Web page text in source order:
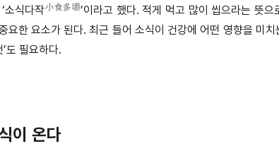
소식다작小食多嚼’이라고 했다. 적게 먹고 많이 씹으라는 뜻
요한 요소가 된다. 최근 들어 소식이 건강에 어떤 영향을 미
도 필요하다.
이 온다